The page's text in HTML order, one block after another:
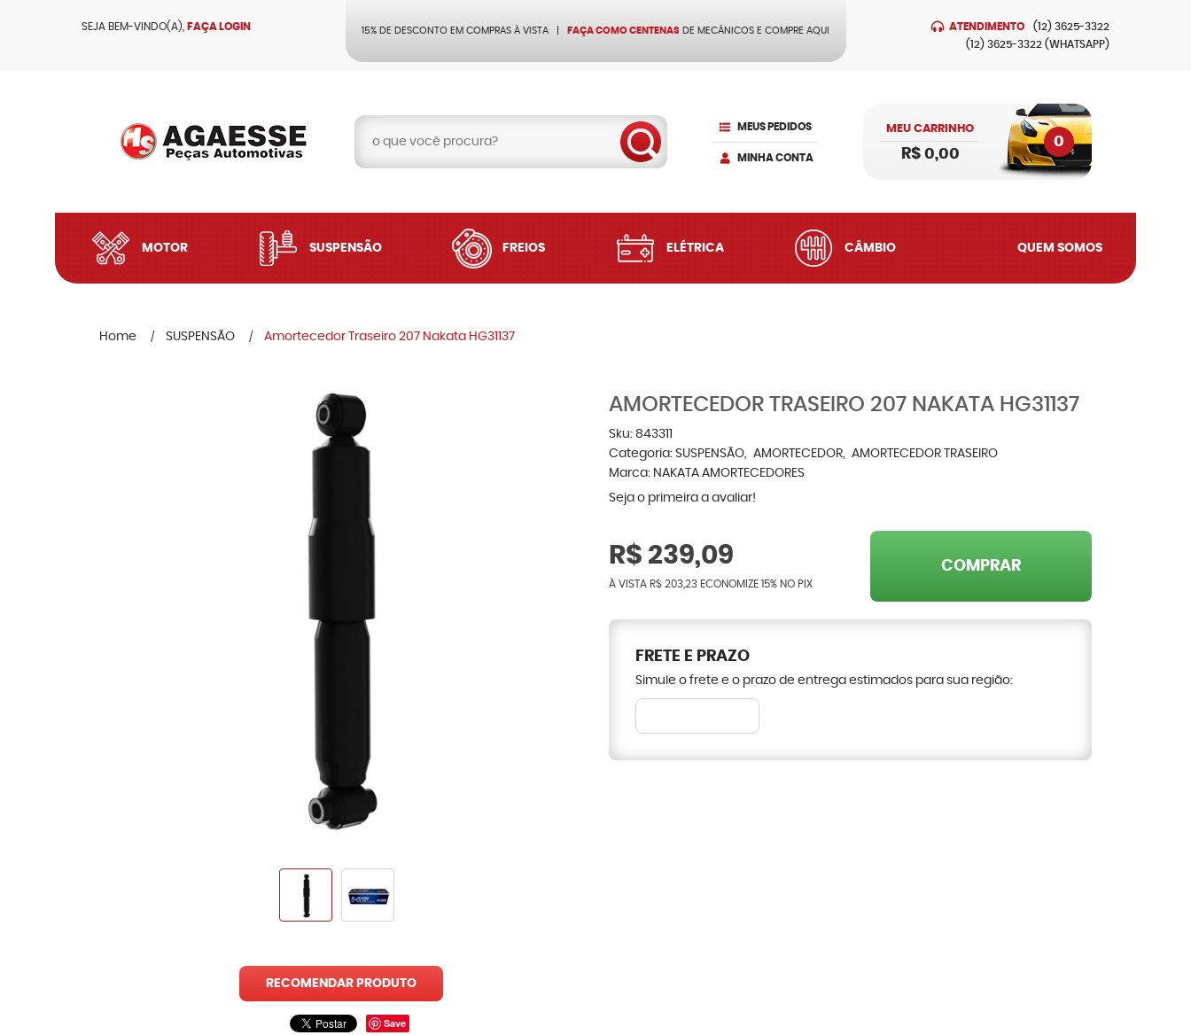
SEJA BEM-VINDO(A), FAÇA LOGIN 15% DE DESCONTO EM COMPRAS À VISTA FAÇA COMO CENTENAS DE MECÂNICOS E COMPRE AQUI ATENDIMENTO (12) 3625-3322
(12) 3625-3322 (WHATSAPP)
MEUS PEDIDOS
MINHA CONTA
MEU CARRINHO
0
R$ 0,00
MOTOR SUSPENSÃO FREIOS ELÉTRICA CÂMBIO QUEM SOMOS
Home SUSPENSÃO Amortecedor Traseiro 207 Nakata HG31137
RECOMENDAR PRODUTO
Save
AMORTECEDOR TRASEIRO 207 NAKATA HG31137
Sku: 843311
Categoria: SUSPENSÃO AMORTECEDOR
AMORTECEDOR TRASEIRO
Marca: NAKATA AMORTECEDORES
Seja o primeira a avaliar!
R$ 239,09
À VISTA R$ 203,23 ECONOMIZE 15% NO PIX
COMPRAR
FRETE E PRAZO
Simule o frete e o prazo de entrega estimados para sua região: